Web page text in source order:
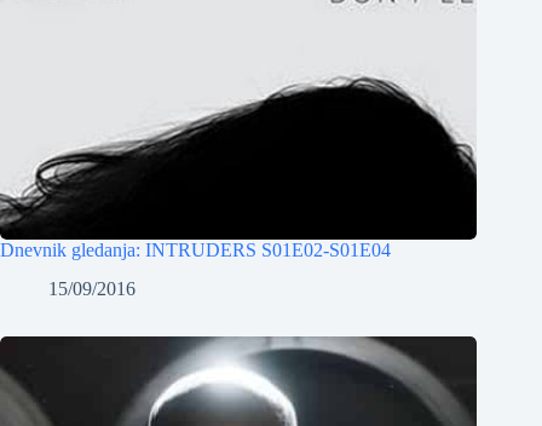
Dnevnik gledanja: INTRUDERS S01E02-S01E04
15/09/2016